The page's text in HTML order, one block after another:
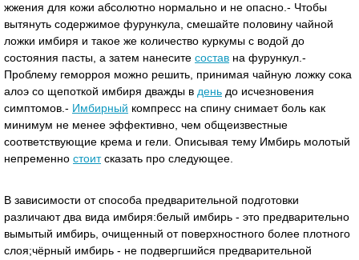
жжения для кожи абсолютно нормально и не опасно.- Чтобы
вытянуть содержимое фурункула, смешайте половину чайной
ложки имбиря и такое же количество куркумы с водой до
состояния пасты, а затем нанесите состав на фурункул.-
Проблему геморроя можно решить, принимая чайную ложку сока
алоэ со щепоткой имбиря дважды в день до исчезновения
симптомов.- Имбирный компресс на спину снимает боль как
минимум не менее эффективно, чем общеизвестные
соответствующие крема и гели. Описывая тему Имбирь молотый
непременно стоитсказать про следующее.
В зависимости от способа предварительной подготовки
различают два вида имбиря:белый имбирь - это предварительно
вымытый имбирь, очищенный от поверхностного более плотного
слоя;чёрный имбирь - не подвергшийся предварительной